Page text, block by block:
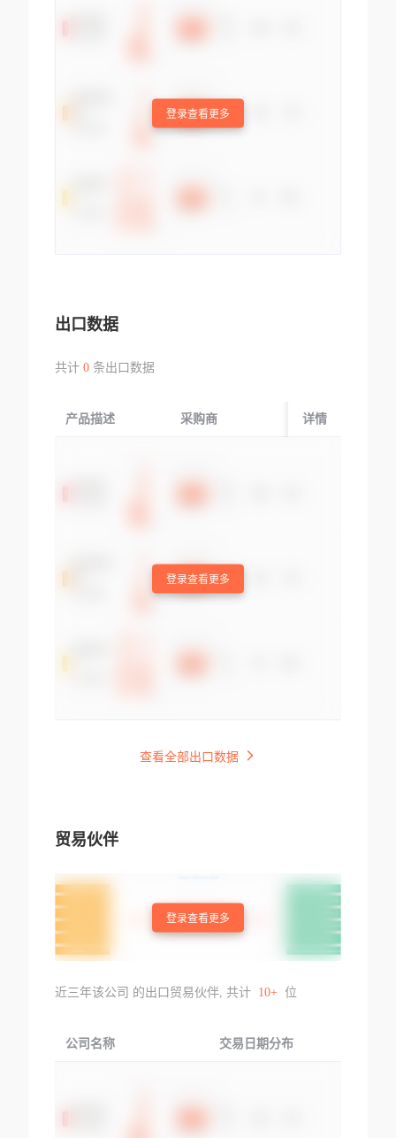
登录查看更多
出口数据
共计 0条出口数据
产品描述 采购商 起运国/地区
详情
登录查看更多
查看全部出口数据
贸易伙伴
登录查看更多
近三年该公司 的出口贸易伙伴, 共计 10+ 位
公司名称 交易日期分布